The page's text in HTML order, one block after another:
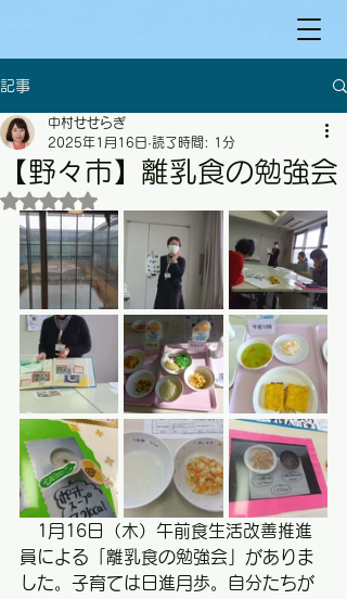
記事
【野々市】離乳食の勉強会
中村せせらぎ
2025年1月16日 読了時間: 1分
5つ星のうちNaNと評価されています。
1月16日（木）午前食生活改善推進
員による「離乳食の勉強会」がありま
した。子育ては日進月歩。自分たちが